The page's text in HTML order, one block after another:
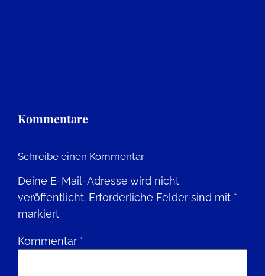
Kommentare
Schreibe einen Kommentar
Deine E-Mail-Adresse wird nicht
veröffentlicht. Erforderliche Felder sind mit *
markiert
Kommentar *